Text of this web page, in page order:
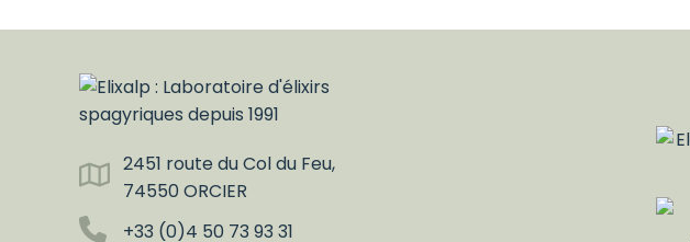
2451 route du Col du Feu,
74550 ORCIER
+33 (0)4 50 73 93 31